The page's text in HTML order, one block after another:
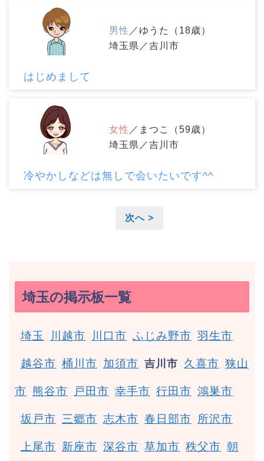
男性 ／ゆうた（18歳）
埼玉県／吉川市
はじめまして
女性 ／まつこ（59歳）
埼玉県／吉川市
冷やかしなどは無しで会いたいです^^
次へ >
埼玉の掲示板一覧
埼玉 川越市 川口市 ふじみ野市 羽生市
越谷市 桶川市 加須市 吉川市 久喜市 狭山
市 熊谷市 戸田市 幸手市 行田市 鴻巣市
坂戸市 三郷市 志木市 春日部市 所沢市
上尾市 新座市 深谷市 草加市 秩父市 朝